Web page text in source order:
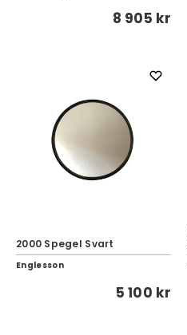
8 905 kr
2000 Spegel Svart
Englesson
5 100 kr